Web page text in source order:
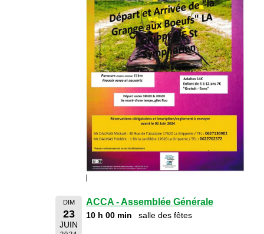
DIM
23
JUIN
ACCA - Assemblée Générale
10 h 00 min salle des fêtes